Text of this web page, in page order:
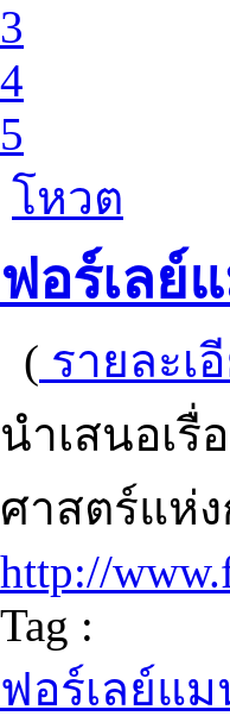
3
4
5
โหวต
ฟอร์เลย์
( รายละเ
นำเสนอเรื่
ศาสตร์แห่
http://
Tag :
ฟอร์เลย์แ